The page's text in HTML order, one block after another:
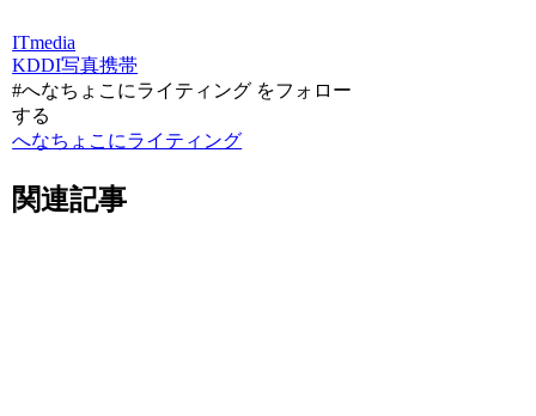
ITmedia
KDDI写真携帯
#へなちょこにライティング をフォロー
する
へなちょこにライティング
関連記事